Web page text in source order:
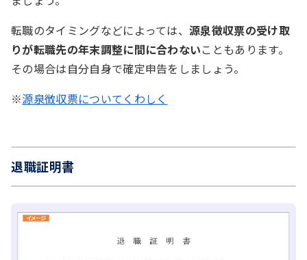
転職のタイミングなどによっては、源泉徴収票の受け取
りが転職先の年末調整に間に合わないこともあります。
その場合は自分自身で確定申告をしましょう。
※源泉徴収票についてくわしく
退職証明書